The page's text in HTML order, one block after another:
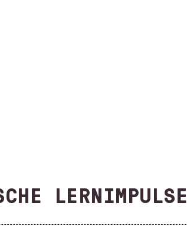
LERNIMPULSE